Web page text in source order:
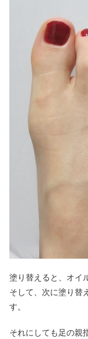
塗り替えると、オイ
そして、次に塗り替
す。
それにしても足の親